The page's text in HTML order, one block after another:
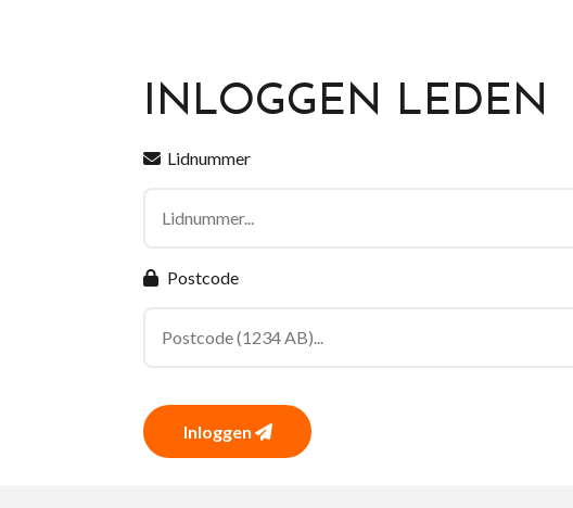
INLOGGEN LEDEN
Lidnummer
Postcode
Inloggen